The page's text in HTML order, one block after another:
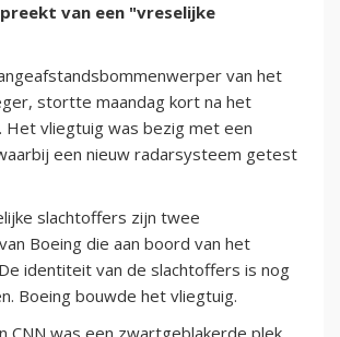
van een "vreselijke
van het
stortte maandag kort na het
Het vliegtuig was bezig met een
een nieuw radarsysteem getest
slachtoffers zijn twee
Boeing die aan boord van het
identiteit van de slachtoffers is nog
Boeing bouwde het vliegtuig.